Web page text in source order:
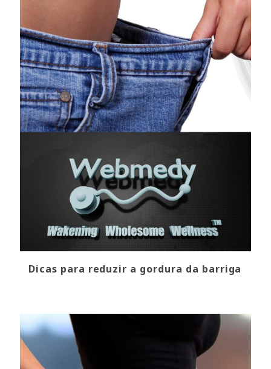
Dicas para reduzir a gordura da barriga